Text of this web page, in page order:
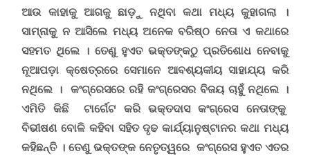
ଆଉ କାହାକୁ ଆଗକୁ ଛାଡ଼ୁ ନଥିବା କଥା ମଧ୍ୟ କୁହାଗଲା ।
ସାମ୍ନାକୁ ନ ଆସିଲେ ମଧ୍ୟ ଅନେକ ବରିଷ୍ଠ ନେତା ଏ କଥାରେ
ସହମତ ଥିଲେ । ତେଣୁ ହୁଏତ ଭକ୍ତଙ୍କଠୁ ପ୍ରତିଶୋଧ ନେବାକୁ
ନୂଆପଡ଼ା କ୍ଷେତ୍ରରେ ସେମାନେ ଆବଶ୍ୟକୀୟ ସାହାଯ୍ୟ କରି
ନଥିଲେ । କଂଗ୍ରେସରେ ରହି କଂଗ୍ରେସର ବିଜୟ ଚାହୁଁ ନଥିଲେ ।
ଏମିତି କିଛି ଟାର୍ଗେଟ କରି ଭକ୍ତଦାସ କଂଗ୍ରେସ ନେତାଙ୍କୁ
ବିଭୀଷଣ ବୋଳି କହିବା ସହିତ ଦୃଢ କାର୍ଯ୍ୟାନୁଷ୍ଟାନର କଥା ମଧ୍ୟ
କହିଛନ୍ତି । ତେଣୁ ଭକ୍ତଙ୍କ ନେତୃତ୍ୱରେ କଂଗ୍ରେସ ହୁଏତ ଏତର